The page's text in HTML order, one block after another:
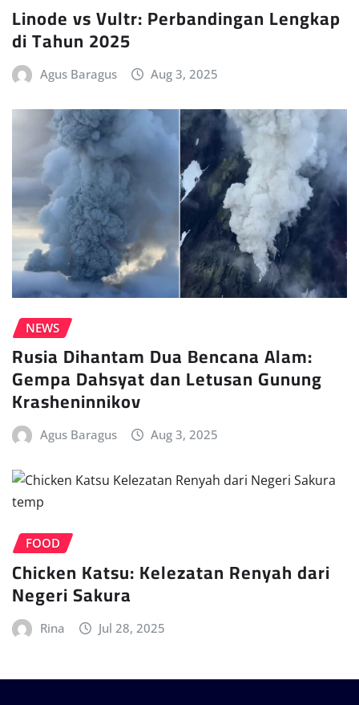
Linode vs Vultr: Perbandingan Lengkap
di Tahun 2025
Agus Baragus Aug 3, 2025
NEWS
Rusia Dihantam Dua Bencana Alam:
Gempa Dahsyat dan Letusan Gunung
Krasheninnikov
Agus Baragus Aug 3, 2025
FOOD
Chicken Katsu: Kelezatan Renyah dari
Negeri Sakura
Rina Jul 28, 2025